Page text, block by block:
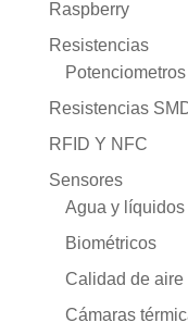
Raspberry
Resistencias
Potenciometros
Resistencias
RFID Y NFC
Sensores
Agua y líquidos
Biométricos
Calidad de aire
Cámaras